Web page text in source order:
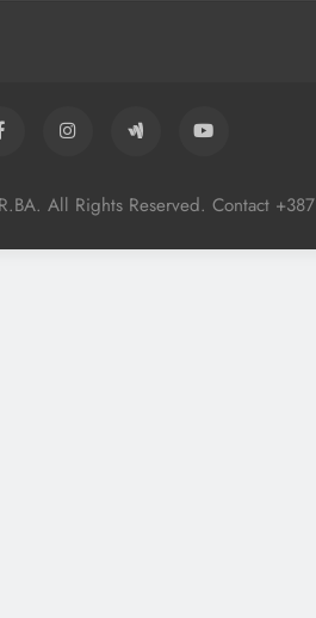
All Rights Reserved. Contact +387